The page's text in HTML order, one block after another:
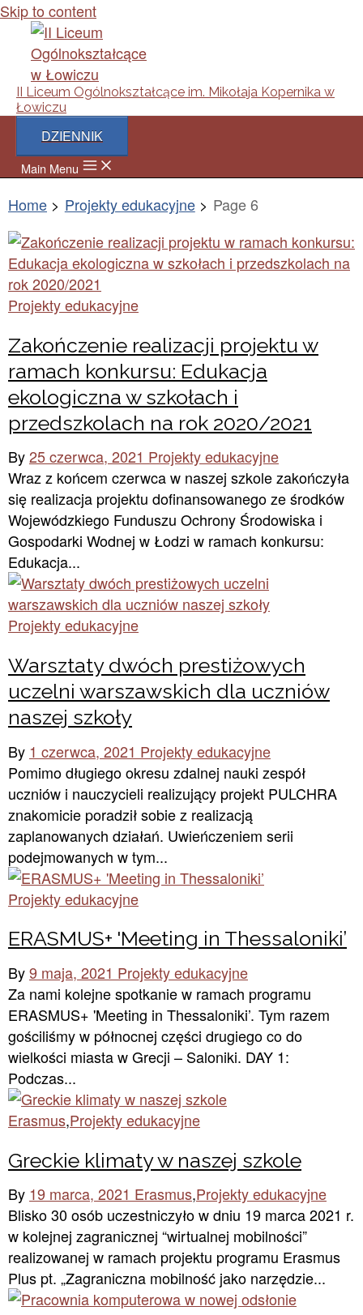
Skip to content
II Liceum Ogólnokształcące im. Mikołaja Kopernika w
Łowiczu
DZIENNIK
Main Menu
Home Projekty edukacyjne Page 6
Projekty edukacyjne
Zakończenie realizacji projektu w
ramach konkursu: Edukacja
ekologiczna w szkołach i
przedszkolach na rok 2020/2021
By25 czerwca, 2021 Projekty edukacyjne
Wraz z końcem czerwca w naszej szkole zakończyła
się realizacja projektu dofinansowanego ze środków
Wojewódzkiego Funduszu Ochrony Środowiska i
Gospodarki Wodnej w Łodzi w ramach konkursu:
Edukacja...
Projekty edukacyjne
Warsztaty dwóch prestiżowych
uczelni warszawskich dla uczniów
naszej szkoły
By 1 czerwca, 2021 Projekty edukacyjne
Pomimo długiego okresu zdalnej nauki zespół
uczniów i nauczycieli realizujący projekt PULCHRA
znakomicie poradził sobie z realizacją
zaplanowanych działań. Uwieńczeniem serii
podejmowanych w tym...
Projekty edukacyjne
ERASMUS+ 'Meeting in Thessaloniki’
By9 maja, 2021 Projekty edukacyjne
Za nami kolejne spotkanie w ramach programu
ERASMUS+ 'Meeting in Thessaloniki’. Tym razem
gościliśmy w północnej części drugiego co do
wielkości miasta w Grecji – Saloniki. DAY 1:
Podczas...
Erasmus,Projekty edukacyjne
Greckie klimaty w naszej szkole
By 19 marca, 2021 Erasmus,Projekty edukacyjne
Blisko 30 osób uczestniczyło w dniu 19 marca 2021 r.
w kolejnej zagranicznej “wirtualnej mobilności”
realizowanej w ramach projektu programu Erasmus
Plus pt. „Zagraniczna mobilność jako narzędzie...